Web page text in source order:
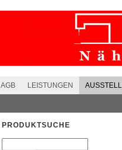
AGB LEISTUNGEN
PRODUKTSUCHE